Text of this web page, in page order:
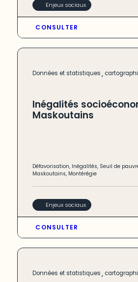
Enjeux sociaux
CONSULTER
Données et statistiques,
Inégalités
Maskoutains
Défavorisation, Inégalités, Seuil de
Maskoutains, Montérégie
Enjeux sociaux
CONSULTER
Données et statistiques,